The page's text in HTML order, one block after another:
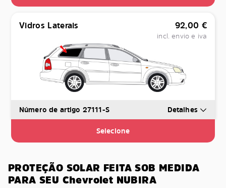
Vidros Laterais 92,00 €
incl. envio e iva
Número de artigo 27111-S Detalhes
Selecione
PROTEÇÃO SOLAR FEITA SOB MEDIDA
PARA SEU Chevrolet NUBIRA